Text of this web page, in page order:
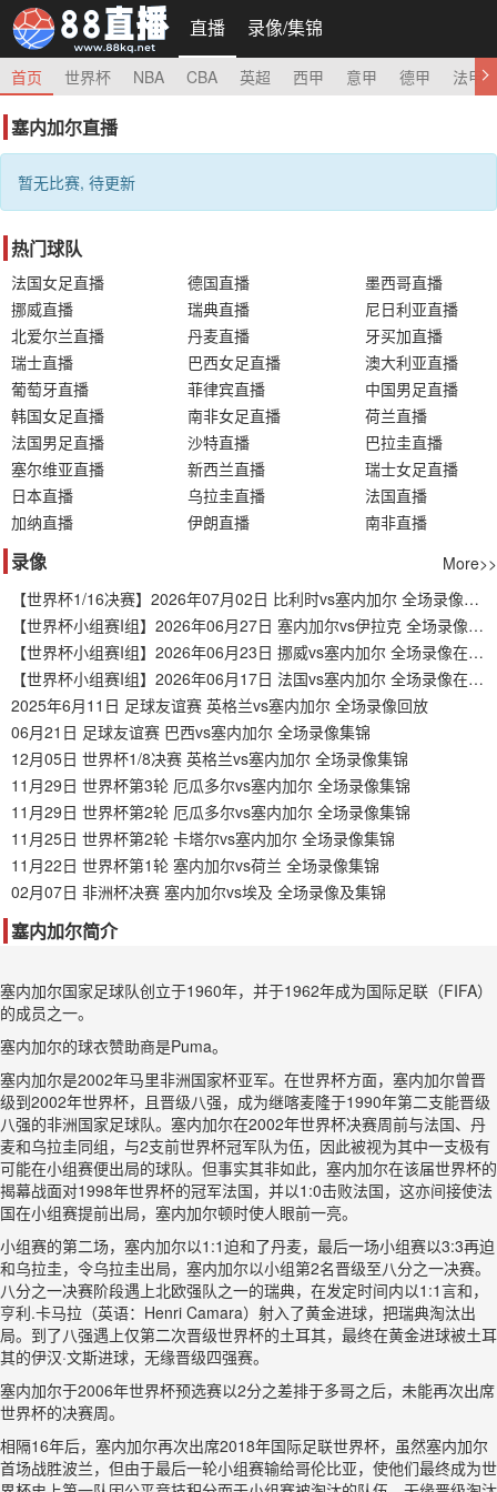
直播 录像/集锦
首页 世界杯 NBA CBA 英超 西甲 意甲 德甲 法甲
塞内加尔直播
暂无比赛, 待更新
热门球队
法国女足直播 德国直播
墨西哥直播
挪威直播
瑞典直播
尼日利亚直播
北爱尔兰直播
丹麦直播
牙买加直播
瑞士直播
巴西女足直播
澳大利亚直播
葡萄牙直播
菲律宾直播
中国男足直播
韩国女足直播
南非女足直播
荷兰直播
法国男足直播
沙特直播
巴拉圭直播
塞尔维亚直播
新西兰直播
瑞士女足直播
日本直播
乌拉圭直播
法国直播
加纳直播
伊朗直播 南非直播
录像
More>>
【世界杯1/16决赛】2026年07月02日 比利时vs塞内加尔 全场录像在线回放
【世界杯小组赛I组】2026年06月27日 塞内加尔vs伊拉克 全场录像在线回放
【世界杯小组赛I组】2026年06月23日 挪威vs塞内加尔 全场录像在线回放
【世界杯小组赛I组】2026年06月17日 法国vs塞内加尔 全场录像在线回放
2025年6月11日 足球友谊赛 英格兰vs塞内加尔 全场录像回放
06月21日 足球友谊赛 巴西vs塞内加尔 全场录像集锦
12月05日 世界杯1/8决赛 英格兰vs塞内加尔 全场录像集锦
11月29日 世界杯第3轮 厄瓜多尔vs塞内加尔 全场录像集锦
11月29日 世界杯第2轮 厄瓜多尔vs塞内加尔 全场录像集锦
11月25日 世界杯第2轮 卡塔尔vs塞内加尔 全场录像集锦
11月22日 世界杯第1轮 塞内加尔vs荷兰 全场录像集锦
02月07日 非洲杯决赛 塞内加尔vs埃及 全场录像及集锦
塞内加尔简介
塞内加尔国家足球队创立于1960年，并于1962年成为国际足联（FIFA）
的成员之一。
塞内加尔的球衣赞助商是Puma。
塞内加尔是2002年马里非洲国家杯亚军。在世界杯方面，塞内加尔曾晋
级到2002年世界杯，且晋级八强，成为继喀麦隆于1990年第二支能晋级
八强的非洲国家足球队。塞内加尔在2002年世界杯决赛周前与法国、丹
麦和乌拉圭同组，与2支前世界杯冠军队为伍，因此被视为其中一支极有
可能在小组赛便出局的球队。但事实其非如此，塞内加尔在该届世界杯的
揭幕战面对1998年世界杯的冠军法国，并以1:0击败法国，这亦间接使法
国在小组赛提前出局，塞内加尔顿时使人眼前一亮。
小组赛的第二场，塞内加尔以1:1迫和了丹麦，最后一场小组赛以3:3再迫
和乌拉圭，令乌拉圭出局，塞内加尔以小组第2名晋级至八分之一决赛。
八分之一决赛阶段遇上北欧强队之一的瑞典，在发定时间内以1:1言和，
亨利.卡马拉（英语：Henri Camara）射入了黄金进球，把瑞典淘汰出
局。到了八强遇上仅第二次晋级世界杯的土耳其，最终在黄金进球被土耳
其的伊汉·文斯进球，无缘晋级四强赛。
塞内加尔于2006年世界杯预选赛以2分之差排于多哥之后，未能再次出席
世界杯的决赛周。
相隔16年后，塞内加尔再次出席2018年国际足联世界杯，虽然塞内加尔
首场战胜波兰，但由于最后一轮小组赛输给哥伦比亚，使他们最终成为世